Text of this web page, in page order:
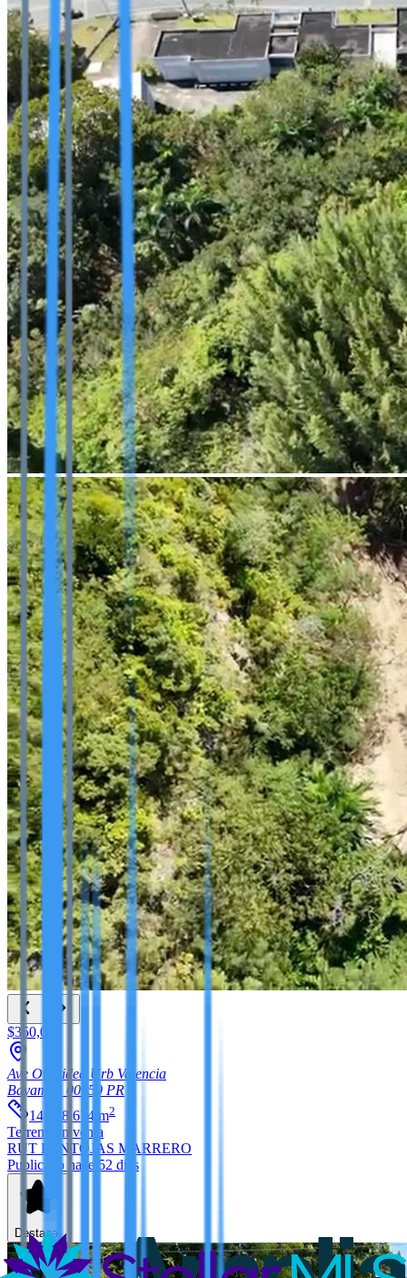
$350,000
Ave Orquidea Urb Valencia
Bayamon
00959 PR
14,678.674 m2
Terreno
en venta
RUT PANTOJAS MARRERO
Publicado hace 52 días
Destacar